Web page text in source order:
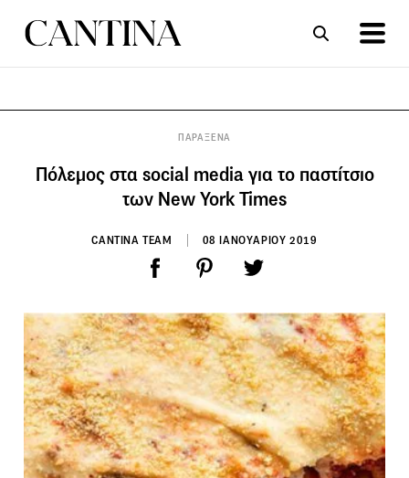
ΠΑΡΑΞΕΝΑ
Πόλεμος στα social media για το παστίτσιο
των New York Times
CANTINA TEAM 08 ΙΑΝΟΥΑΡΙΟΥ 2019